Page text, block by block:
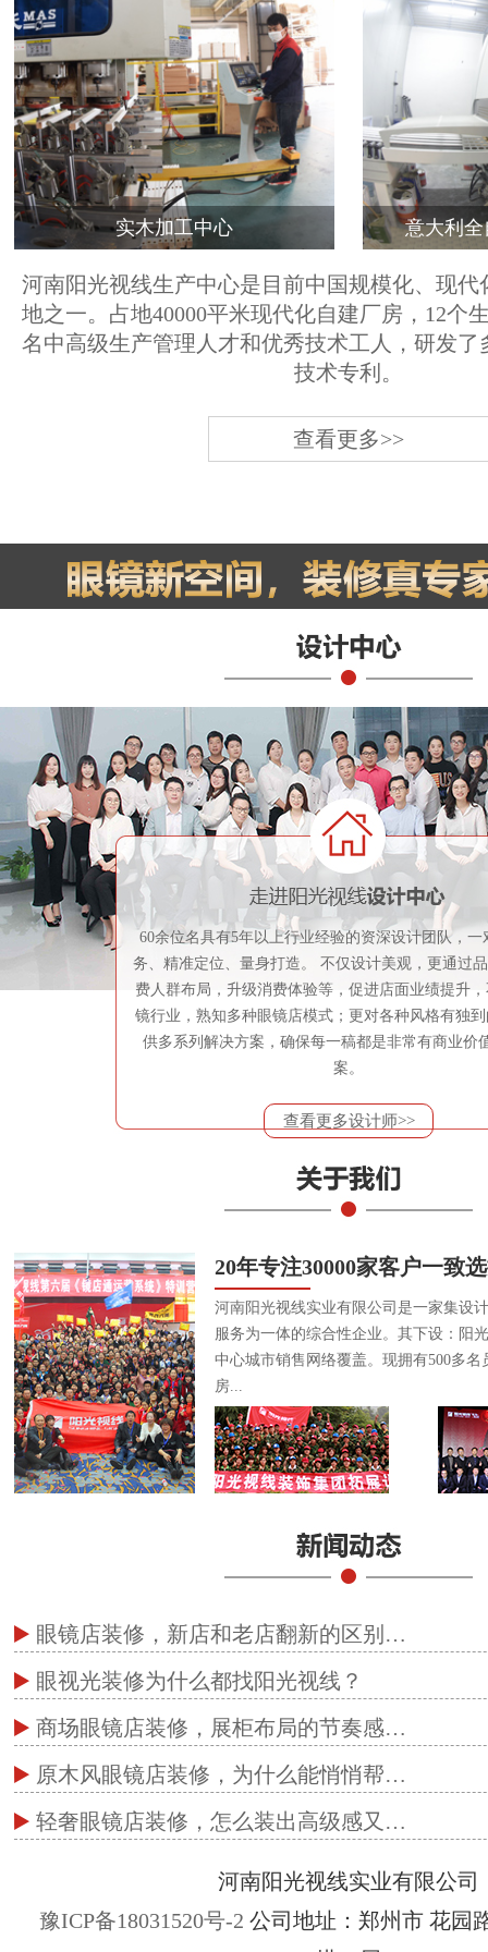
实木加工中心 意大利
河南阳光视线生产中心是目前中国规模化、现代
地之一。占地40000平米现代化自建厂房，12个
名中高级生产管理人才和优秀技术工人，研发了
技术专利。
查看更多>>
60余位名具有5年以上行业经验的资深设计团队，一
务、精准定位、量身打造。 不仅设计美观，更通过
费人群布局，升级消费体验等，促进店面业绩提升
镜行业，熟知多种眼镜店模式；更对各种风格有独
供多系列解决方案，确保每一稿都是非常有商业价
案。
查看更多设计师>>
20年专注30000家客户一致
河南阳光视线实业有限公司是一家集设
服务为一体的综合性企业。其下设：阳
中心城市销售网络覆盖。现拥有500多
房...
眼镜店装修，新店和老店翻新的区别…
眼视光装修为什么都找阳光视线？
商场眼镜店装修，展柜布局的节奏感…
原木风眼镜店装修，为什么能悄悄帮…
轻奢眼镜店装修，怎么装出高级感又…
河南阳光视线实业有限公司
豫ICP备18031520号-2 公司地址：郑州市 花园